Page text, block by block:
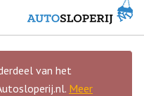
van het
Meer